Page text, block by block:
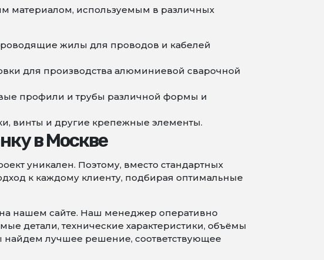
материалом, используемым в различных
жилы для проводов и кабелей
для производства алюминиевой сварочной
профили и трубы различной формы и
винты и другие крепежные элементы.
в Москве
уникален. Поэтому, вместо стандартных
к каждому клиенту, подбирая оптимальные
на нашем сайте. Наш менеджер оперативно
детали, технические характеристики, объёмы
найдем лучшее решение, соответствующее